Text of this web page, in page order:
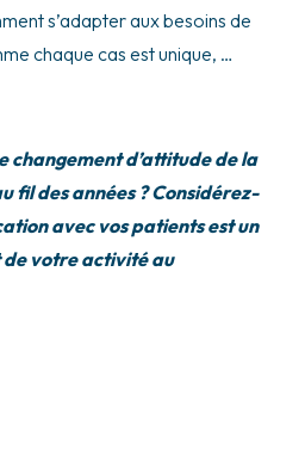
s’adapter aux besoins de
chaque cas est unique, …
changement d’attitude de la
fil des années ? Considérez-
avec vos patients est un
votre activité au